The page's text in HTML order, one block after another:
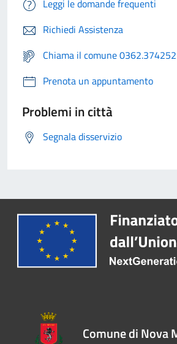
Leggi le domande frequenti
Richiedi Assistenza
Chiama il comune 0362.374252
Prenota un appuntamento
Problemi in città
Segnala disservizio
Comune di Nova